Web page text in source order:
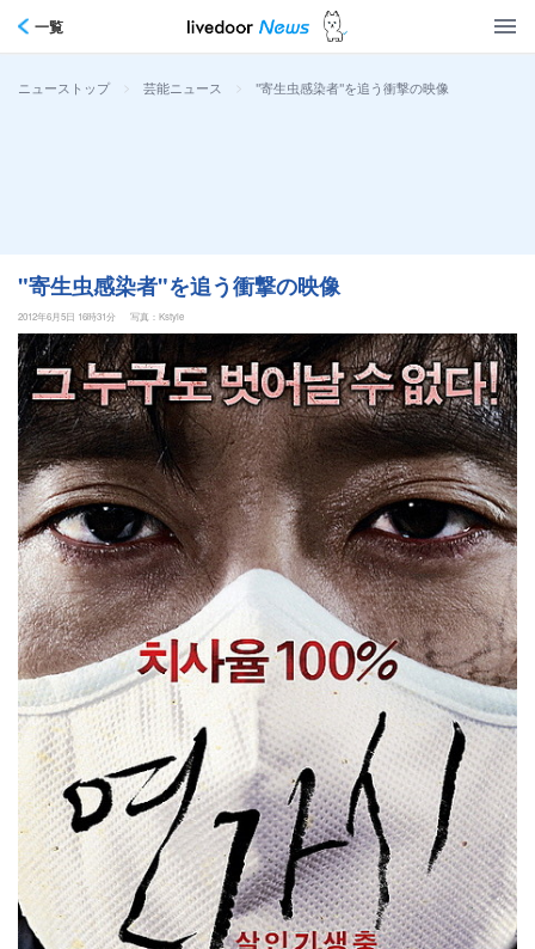
一覧
ニューストップ > 芸能ニュース > "寄生虫感染者"を追う衝撃の映像
"寄生虫感染者"を追う衝撃の映像
2012年6月5日 16時31分 写真：Kstyle